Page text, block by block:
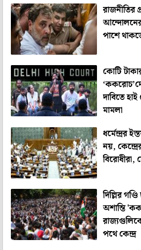
রাজনীতির
আন্দোলনের!
পাশে
কোটি
দাবিতে
মামলা
ধর্মেন্দ্রর
নয়,
দিল্লির
অশান্তি
পথে কেন্দ্র